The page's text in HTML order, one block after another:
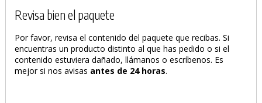
Revisa bien el paquete
Por favor, revisa el contenido del paquete que recibas. Si
encuentras un producto distinto al que has pedido o si el
contenido estuviera dañado, llámanos o escríbenos. Es
mejor si nos avisas antes de 24 horas.